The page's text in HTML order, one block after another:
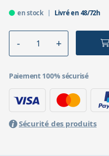
en stock Livré en 48/72h
Paiement 100% sécurisé
Sécurité des produits